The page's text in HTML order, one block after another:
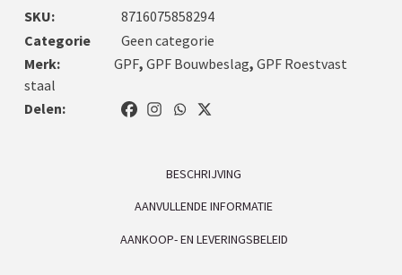
SKU:
8716075858294
Categorie
Geen categorie
Merk:
GPF, GPF Bouwbeslag, GPF Roestvast
staal
Delen:
BESCHRIJVING
AANVULLENDE INFORMATIE
AANKOOP- EN LEVERINGSBELEID